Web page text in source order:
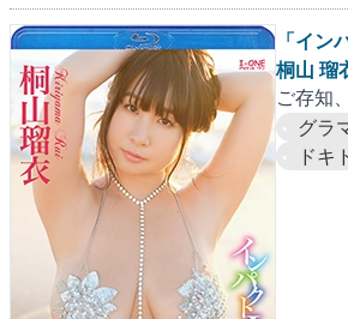
「イン
桐山 瑠
ご存知
グラ
ドキ